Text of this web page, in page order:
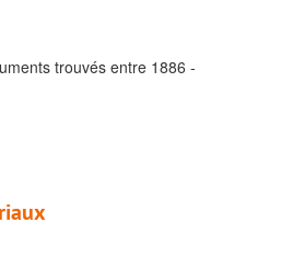
trouvés entre 1886 -